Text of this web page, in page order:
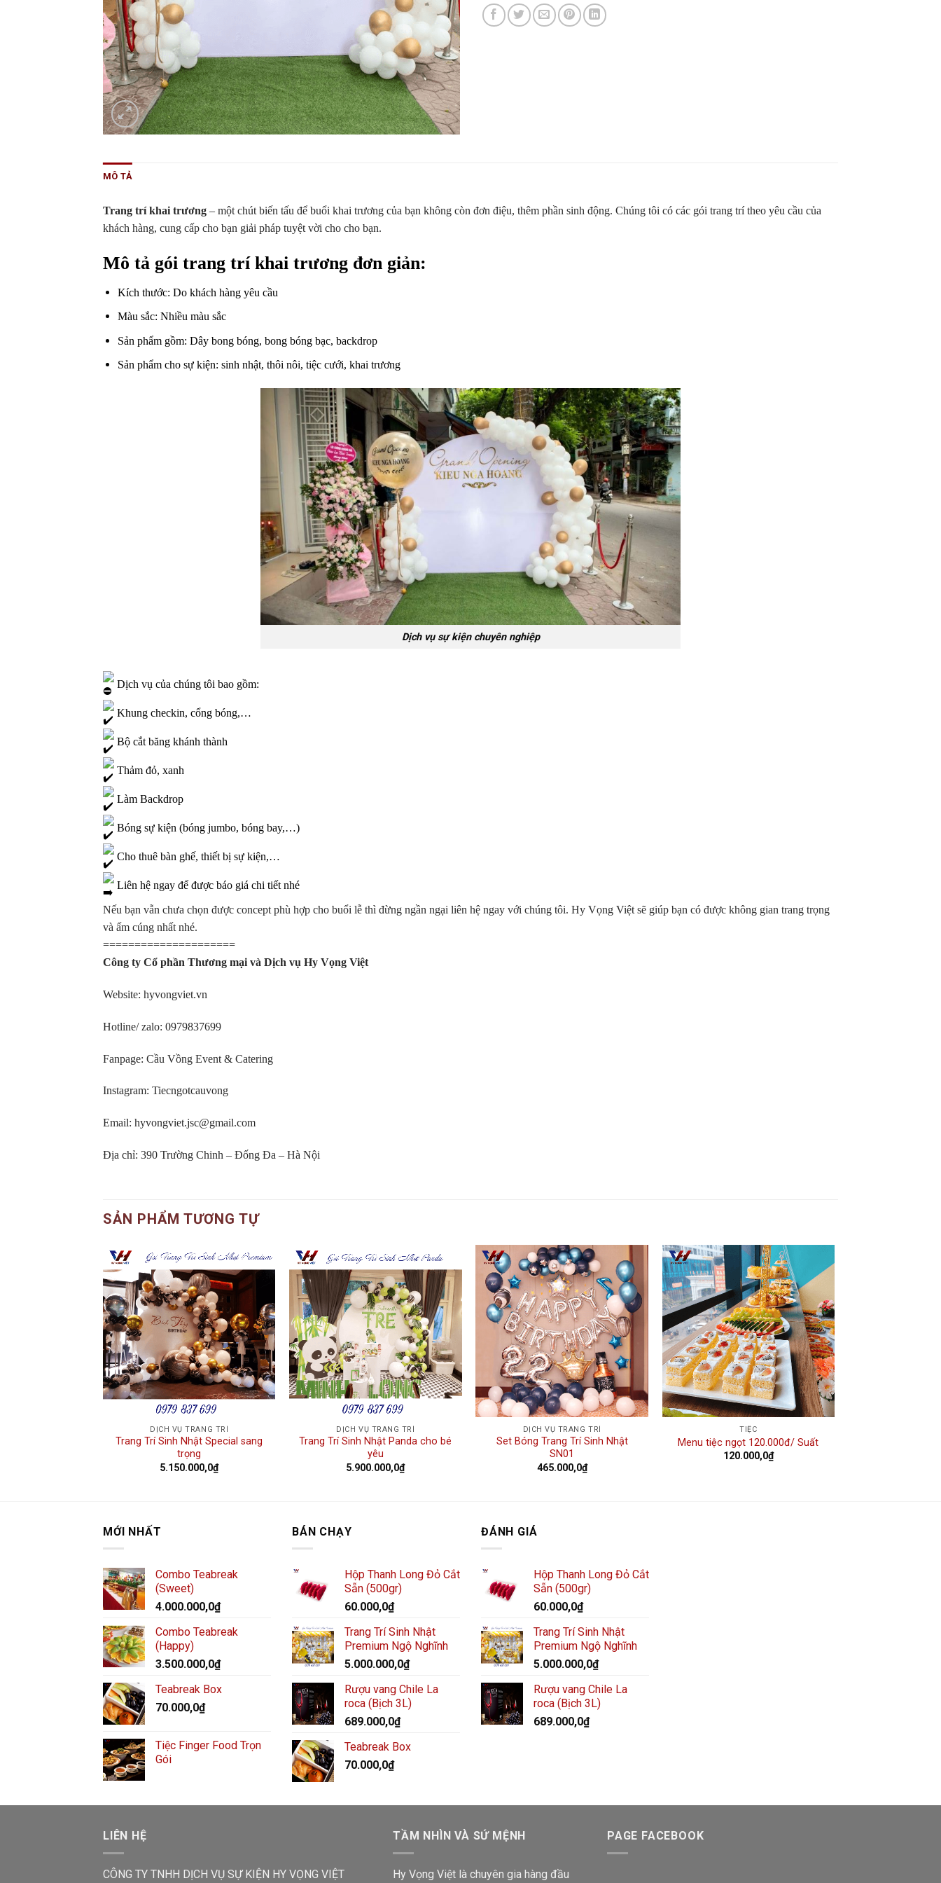
MÔ TẢ
Trang trí khai trương – một chút biến tấu để buổi khai trương của bạn không còn đơn điệu, thêm phần sinh động. Chúng tôi có các gói trang trí theo yêu cầu của
khách hàng, cung cấp cho bạn giải pháp tuyệt vời cho cho bạn.
Mô tả gói trang trí khai trương đơn giản:
Kích thước: Do khách hàng yêu cầu
Màu sắc: Nhiều màu sắc
Sản phẩm gồm: Dây bong bóng, bong bóng bạc, backdrop
Sản phẩm cho sự kiện: sinh nhật, thôi nôi, tiệc cưới, khai trương
Dịch vụ sự kiện chuyên nghiệp
Dịch vụ của chúng tôi bao gồm:
Khung checkin, cổng bóng,…
Bộ cắt băng khánh thành
Thảm đỏ, xanh
Làm Backdrop
Bóng sự kiện (bóng jumbo, bóng bay,…)
Cho thuê bàn ghế, thiết bị sự kiện,…
Liên hệ ngay để được báo giá chi tiết nhé
Nếu bạn vẫn chưa chọn được concept phù hợp cho buổi lễ thì đừng ngần ngại liên hệ ngay với chúng tôi. Hy Vọng Việt sẽ giúp bạn có được không gian trang trọng
và ấm cúng nhất nhé.
=====================
Công ty Cổ phần Thương mại và Dịch vụ Hy Vọng Việt
Website: hyvongviet.vn
Hotline/ zalo: 0979837699
Fanpage: Cầu Vồng Event & Catering
Instagram: Tiecngotcauvong
Email: hyvongviet.jsc@gmail.com
Địa chỉ: 390 Trường Chinh – Đống Đa – Hà Nội
SẢN PHẨM TƯƠNG TỰ
Add to
wishlist
DỊCH VỤ TRANG TRÍ
Trang Trí Sinh Nhật Special sang
trọng
5.150.000,0₫
Add to
wishlist
DỊCH VỤ TRANG TRÍ
Trang Trí Sinh Nhật Panda cho bé
yêu
5.900.000,0₫
Add to
wishlist
DỊCH VỤ TRANG TRÍ
Set Bóng Trang Trí Sinh Nhật
SN01
465.000,0₫
Add to
wishlist
TIỆC
Menu tiệc ngọt 120.000đ/ Suất
120.000,0₫
MỚI NHẤT
Combo Teabreak
(Sweet)
4.000.000,0₫
Combo Teabreak
(Happy)
3.500.000,0₫
Teabreak Box
70.000,0₫
Tiệc Finger Food Trọn
Gói
BÁN CHẠY
Hộp Thanh Long Đỏ Cắt
Sẵn (500gr)
60.000,0₫
Trang Trí Sinh Nhật
Premium Ngộ Nghĩnh
5.000.000,0₫
Rượu vang Chile La
roca (Bịch 3L)
689.000,0₫
Teabreak Box
70.000,0₫
ĐÁNH GIÁ
Hộp Thanh Long Đỏ Cắt
Sẵn (500gr)
60.000,0₫
Trang Trí Sinh Nhật
Premium Ngộ Nghĩnh
5.000.000,0₫
Rượu vang Chile La
roca (Bịch 3L)
689.000,0₫
LIÊN HỆ
CÔNG TY TNHH DỊCH VỤ SỰ KIỆN HY VỌNG VIỆT
TẦM NHÌN VÀ SỨ MỆNH
Hy Vọng Việt là chuyên gia hàng đầu
PAGE FACEBOOK